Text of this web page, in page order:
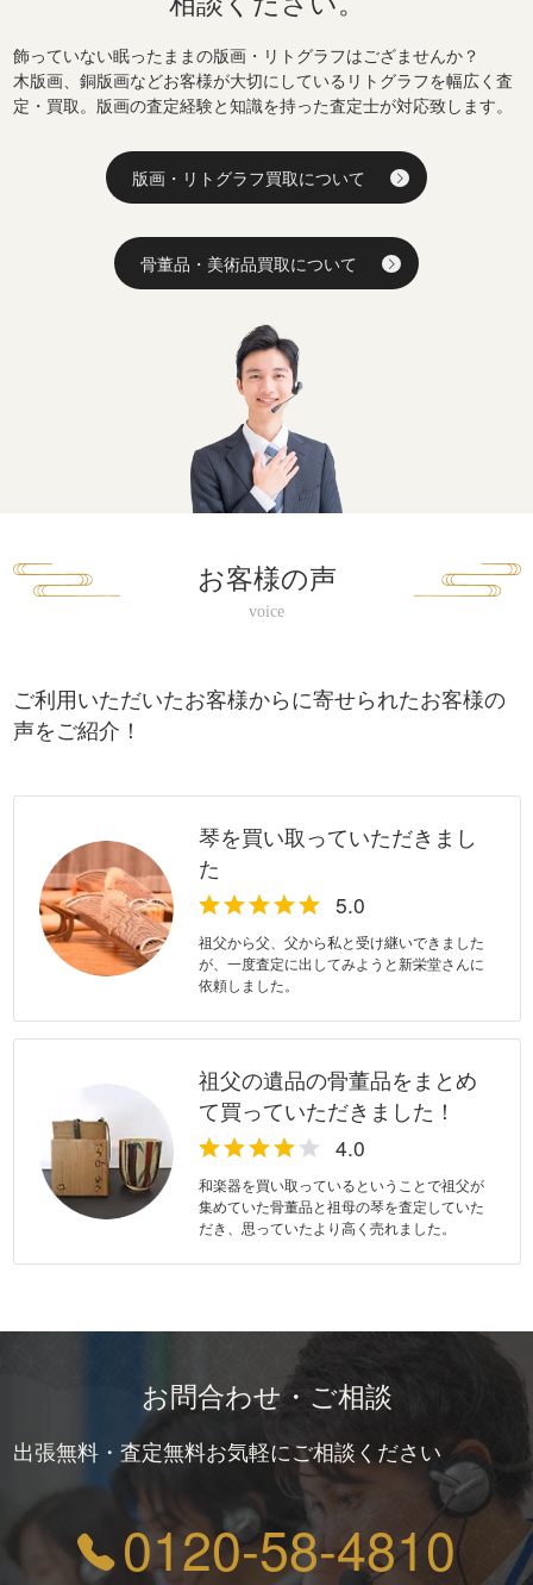
飾っていない眠ったままの版画・リトグラフはござませんか？
木版画、銅版画などお客様が大切にしているリトグラフを幅広く査
定・買取。版画の査定経験と知識を持った査定士が対応致します。
版画・リトグラフ買取について
骨董品・美術品買取について
お客様の声
ご利用いただいたお客様からに寄せられたお客様の
声をご紹介！
琴を買い取っていただきまし
た
祖父から父、父から私と受け継いできました
が、一度査定に出してみようと新栄堂さんに
依頼しました。
祖父の遺品の骨董品をまとめ
て買っていただきました！
和楽器を買い取っているということで祖父が
集めていた骨董品と祖母の琴を査定していた
だき、思っていたより高く売れました。
お問合わせ・ご相談
出張無料・査定無料お気軽にご相談ください
0120-58-4810